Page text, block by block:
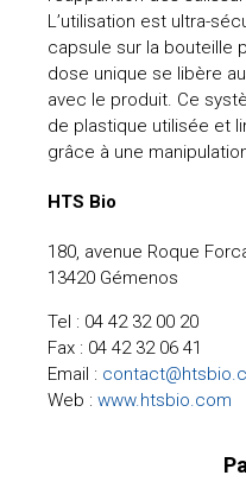
L’utilisation est ultra-
capsule sur la bouteille
dose unique se libère
avec le produit. Ce
de plastique utilisée et
grâce à une
HTS Bio
180, avenue Roque
13420 Gémenos
Tel : 04 42 32 00 20
Fax : 04 42 32 06 41
Email :
Web : www.htsbio.com